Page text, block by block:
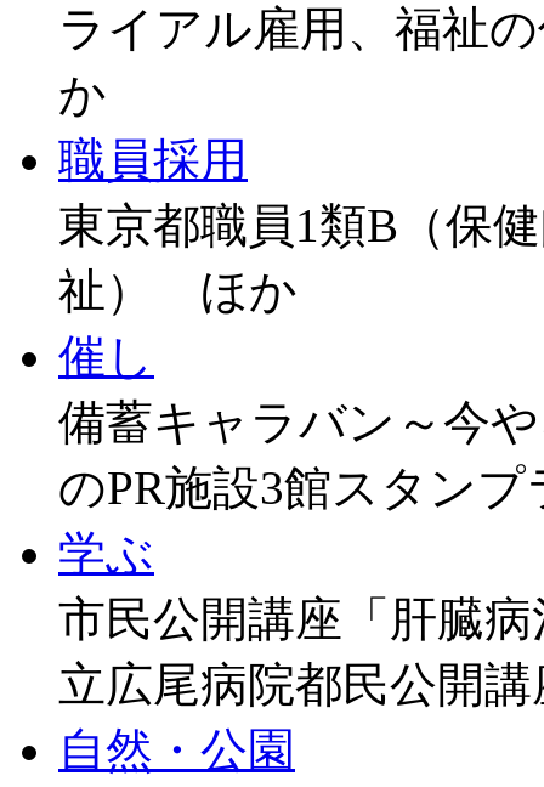
ライアル雇用、福祉
か
職員採用
東京都職員1類B（保
祉） ほか
催し
備蓄キャラバン～今
のPR施設3館スタン
学ぶ
市民公開講座「肝臓
立広尾病院都民公開
自然・公園